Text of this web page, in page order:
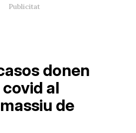
donen
al
de